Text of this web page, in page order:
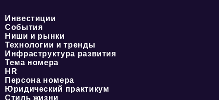
Инвестиции
События
Ниши и рынки
Технологии и тренды
Инфраструктура развития
Тема номера
HR
Персона номера
Юридический практикум
Стиль жизни